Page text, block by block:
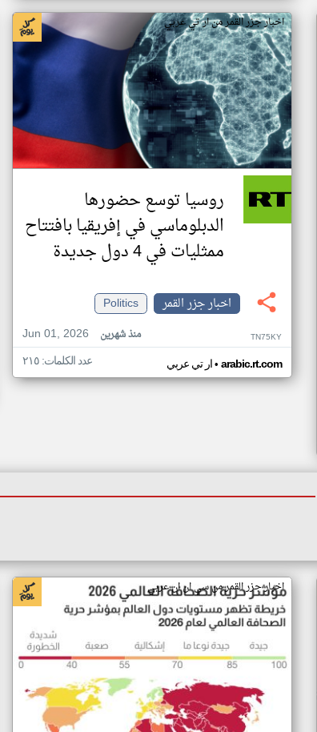
اخبار جزر القمر من ار تي عربي
روسيا توسع حضورها
الدبلوماسي في إفريقيا بافتتاح
ممثليات في 4 دول جديدة
اخبار جزر القمر
Politics
Jun 01, 2026
منذ شهرين TN75KY
ار تي عربي• arabic.rt.com عدد الكلمات: ٢١٥
اخبار جزر القمر من سي ان ان عربي